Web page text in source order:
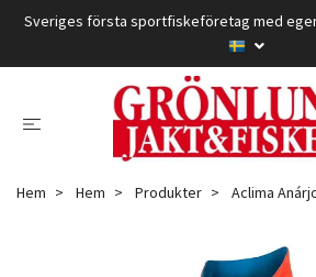
Sveriges första sportfiskeföretag med
Hem Hem Produkter Aclima